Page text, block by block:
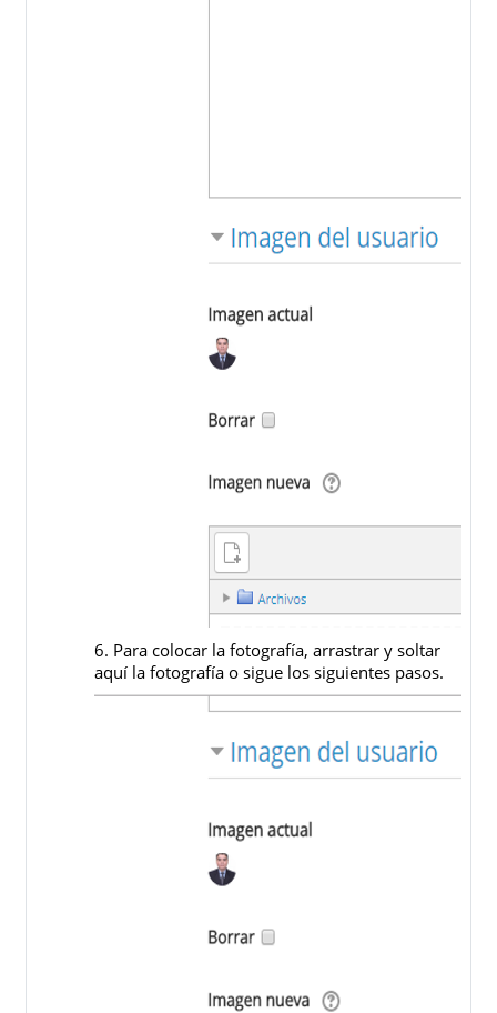
6. Para colocar la fotografía, arrastrar y soltar
aquí la fotografía o sigue los siguientes pasos.